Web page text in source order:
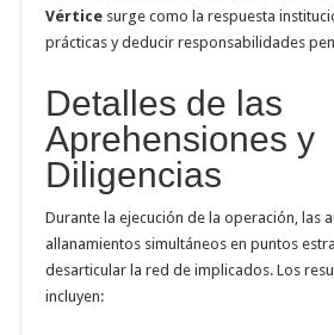
Vértice surge como la respuesta
prácticas y deducir responsabilidades
Detalles de las
Aprehensiones y
Diligencias
Durante la ejecución de la operación, las
allanamientos simultáneos en puntos
desarticular la red de implicados. Los
incluyen: